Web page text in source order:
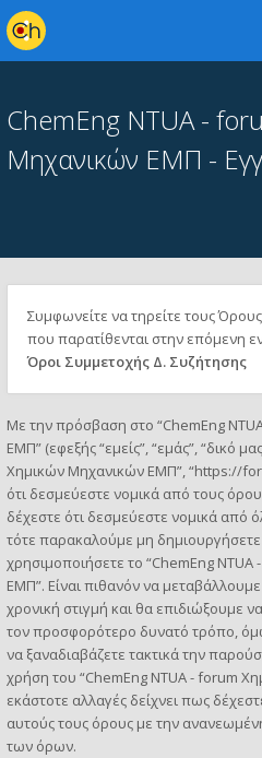
ChemEng NTUA -
Μηχανικών ΕΜΠ -
Συμφωνείτε να τηρείτε τους
που παρατίθενται στην επόμενη
Όροι Συμμετοχής Δ. Συζήτησης
Με την πρόσβαση στο “ChemEng
ΕΜΠ” (εφεξής “εμείς”, “εμάς”, “δικό
Χημικών Μηχανικών ΕΜΠ”, “https://
ότι δεσμεύεστε νομικά από τους
δέχεστε ότι δεσμεύεστε νομικά από
τότε παρακαλούμε μη
χρησιμοποιήσετε το “ChemEng
ΕΜΠ”. Είναι πιθανόν να
χρονική στιγμή και θα επιδιώξουμε
τον προσφορότερο δυνατό τρόπο,
να ξαναδιαβάζετε τακτικά την
χρήση του “ChemEng NTUA - forum
εκάστοτε αλλαγές δείχνει πως
αυτούς τους όρους με την
των όρων.